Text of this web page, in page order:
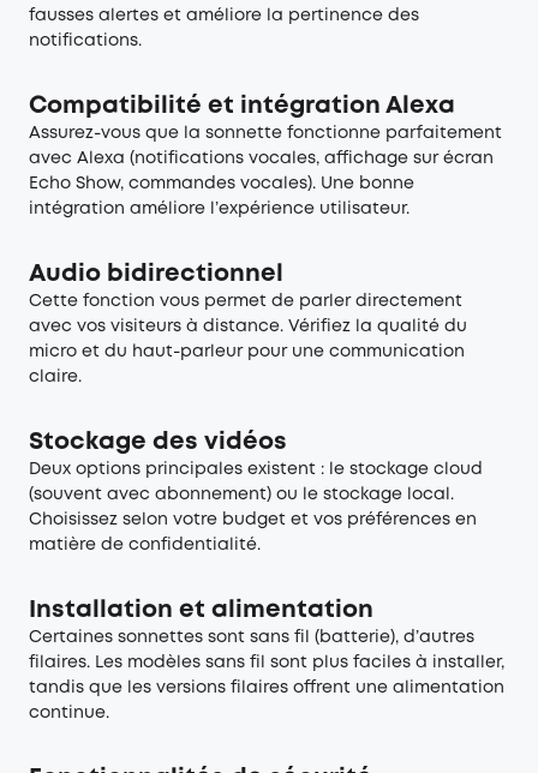
fausses alertes et améliore la pertinence des
notifications.
Compatibilité et intégration Alexa
Assurez-vous que la sonnette fonctionne parfaitement
avec Alexa (notifications vocales, affichage sur écran
Echo Show, commandes vocales). Une bonne
intégration améliore l’expérience utilisateur.
Audio bidirectionnel
Cette fonction vous permet de parler directement
avec vos visiteurs à distance. Vérifiez la qualité du
micro et du haut-parleur pour une communication
claire.
Stockage des vidéos
Deux options principales existent : le stockage cloud
(souvent avec abonnement) ou le stockage local.
Choisissez selon votre budget et vos préférences en
matière de confidentialité.
Installation et alimentation
Certaines sonnettes sont sans fil (batterie), d’autres
filaires. Les modèles sans fil sont plus faciles à installer,
tandis que les versions filaires offrent une alimentation
continue.